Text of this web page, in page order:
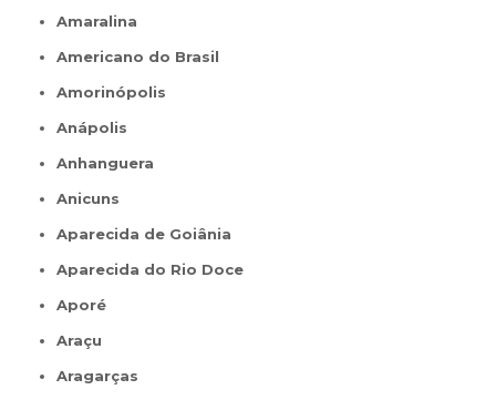
Amaralina
Americano do Brasil
Amorinópolis
Anápolis
Anhanguera
Anicuns
Aparecida de Goiânia
Aparecida do Rio Doce
Aporé
Araçu
Aragarças